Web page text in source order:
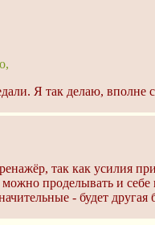
Я так делаю, вполне
так как усилия
можно проделывать и
- будет